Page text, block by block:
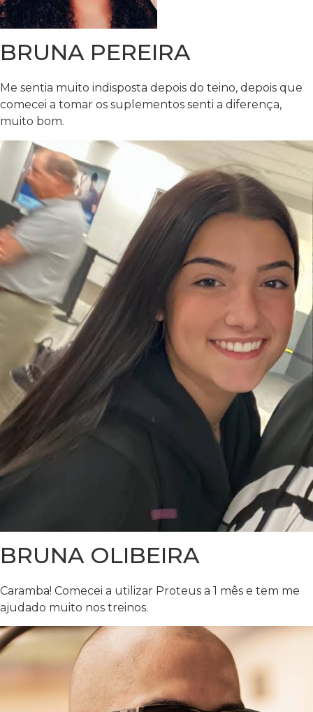
BRUNA PEREIRA
Me sentia muito indisposta depois do teino, depois que
comecei a tomar os suplementos senti a diferença,
muito bom.
BRUNA OLIBEIRA
Caramba! Comecei a utilizar Proteus a 1 mês e tem me
ajudado muito nos treinos.